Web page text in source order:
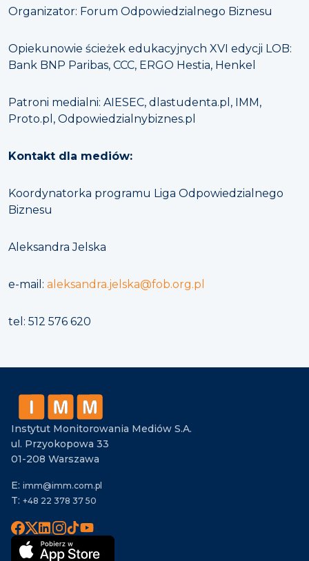
Organizator: Forum Odpowiedzialnego Biznesu
Opiekunowie ścieżek edukacyjnych XVI edycji LOB:
Bank BNP Paribas, CCC, ERGO Hestia, Henkel
Patroni medialni: AIESEC, dlastudenta.pl, IMM,
Proto.pl, Odpowiedzialnybiznes.pl
Kontakt dla mediów:
Koordynatorka programu Liga Odpowiedzialnego
Biznesu
Aleksandra Jelska
e-mail: aleksandra.jelska@fob.org.pl
tel: 512 576 620
Instytut Monitorowania Mediów S.A.
ul. Przyokopowa 33
01-208 Warszawa
E: imm@imm.com.pl
T: +48 22 378 37 50